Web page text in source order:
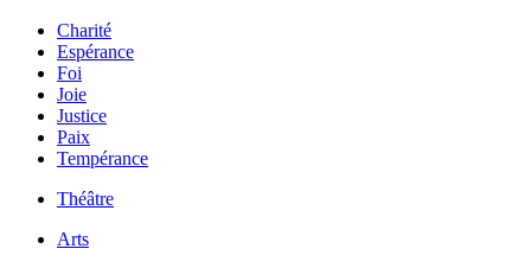
Charité
Espérance
Foi
Joie
Justice
Paix
Tempérance
Théâtre
Arts